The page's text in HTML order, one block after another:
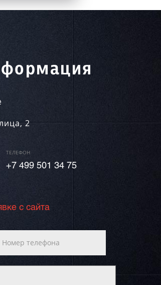
2
ТЕЛЕФОН
+7 499 501 34 75
с сайта